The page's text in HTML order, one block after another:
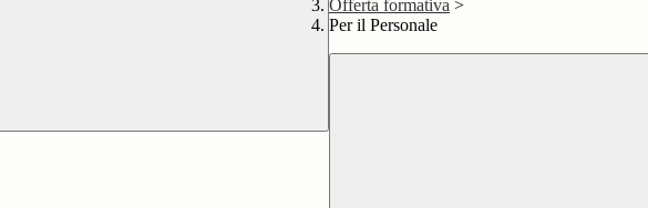
Offerta formativa >
Per il Personale